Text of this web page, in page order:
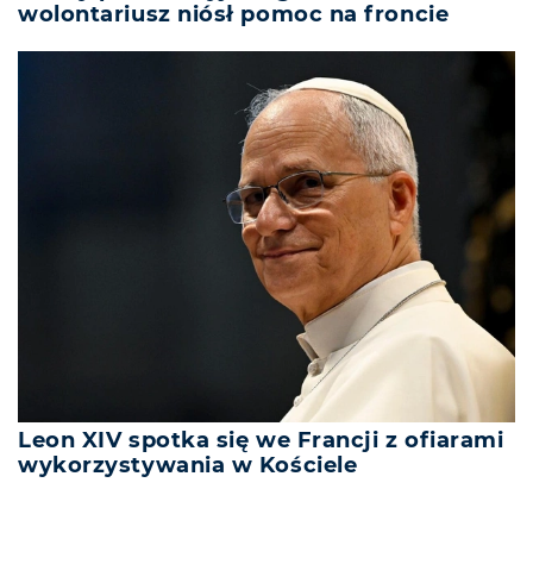
wolontariusz niósł pomoc na froncie
Leon XIV spotka się we Francji z ofiarami
wykorzystywania w Kościele